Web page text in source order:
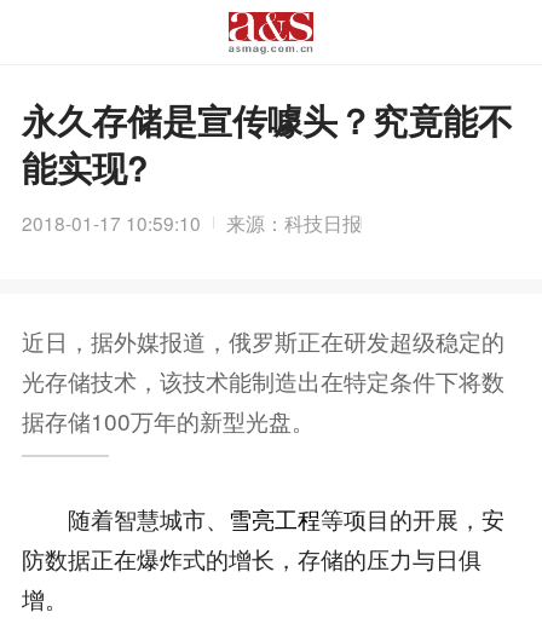
永久存储是宣传噱头？究竟能不
能实现?
2018-01-17 10:59:10 来源：科技日报
近日，据外媒报道，俄罗斯正在研发超级稳定的
光存储技术，该技术能制造出在特定条件下将数
据存储100万年的新型光盘。
随着智慧城市、 雪亮工程等项目的开展，安
防数据正在爆炸式的增长，存储的压力与日俱
增。